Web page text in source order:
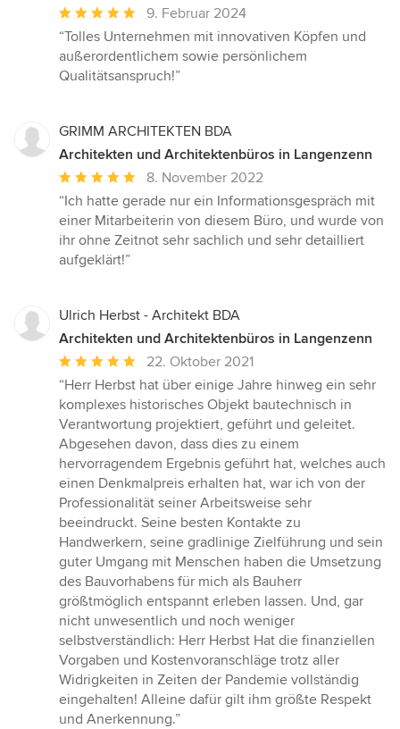
Durchschnittliche
Bewertung:
5
von
9. Februar 2024
“Tolles Unternehmen mit innovativen Köpfen und
außerordentlichem sowie persönlichem
Qualitätsanspruch!”
GRIMM ARCHITEKTEN BDA
Architekten und Architektenbüros in Langenzenn
Durchschnittliche
Bewertung:
5
von
5
8. November 2022
“Ich hatte gerade nur ein Informationsgespräch mit
einer Mitarbeiterin von diesem Büro, und wurde von
ihr ohne Zeitnot sehr sachlich und sehr detailliert
aufgeklärt!”
Ulrich Herbst - Architekt BDA
Architekten und Architektenbüros in Langenzenn
Durchschnittliche
Bewertung:
5
von
5
Sternen
22. Oktober 2021
“Herr Herbst hat über einige Jahre hinweg ein sehr
komplexes historisches Objekt bautechnisch in
Verantwortung projektiert, geführt und geleitet.
Abgesehen davon, dass dies zu einem
hervorragendem Ergebnis geführt hat, welches auch
einen Denkmalpreis erhalten hat, war ich von der
Professionalität seiner Arbeitsweise sehr
beeindruckt. Seine besten Kontakte zu
Handwerkern, seine gradlinige Zielführung und sein
guter Umgang mit Menschen haben die Umsetzung
des Bauvorhabens für mich als Bauherr
größtmöglich entspannt erleben lassen. Und, gar
nicht unwesentlich und noch weniger
selbstverständlich: Herr Herbst Hat die finanziellen
Vorgaben und Kostenvoranschläge trotz aller
Widrigkeiten in Zeiten der Pandemie vollständig
eingehalten! Alleine dafür gilt ihm größte Respekt
und Anerkennung.”